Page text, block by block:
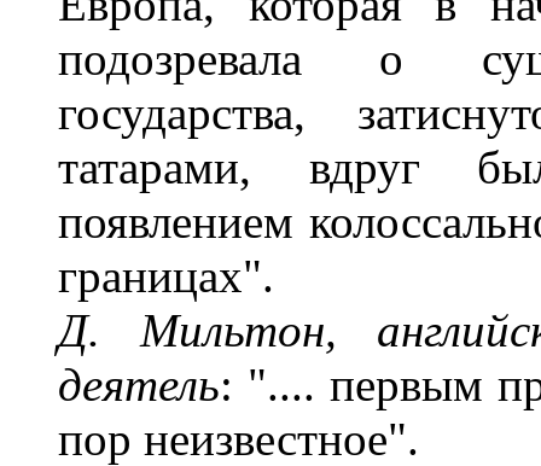
подозревала о
государства,
татарами, вдруг
появлением
границах".
Д. Мильтон,
деятель: ".... первым
пор неизвестное".